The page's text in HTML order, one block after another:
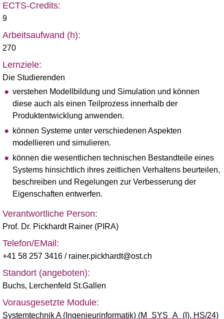
ECTS-Credits:
9
Arbeitsaufwand (h):
270
Lernziele:
Die Studierenden
verstehen Modellbildung und Simulation und können
diese auch als einen Teilprozess innerhalb der
Produktentwicklung anwenden.
können Systeme unter verschiedenen Aspekten
modellieren und simulieren.
können die wesentlichen technischen Bestandteile eines
Systems hinsichtlich ihres zeitlichen Verhaltens beurteilen,
beschreiben und Regelungen zur Verbesserung der
Eigenschaften entwerfen.
Verantwortliche Person:
Prof. Dr. Pickhardt Rainer (PIRA)
Telefon/EMail:
+41 58 257 3416 / rainer.pickhardt@ost.ch
Standort (angeboten):
Buchs, Lerchenfeld St.Gallen
Vorausgesetzte Module:
Systemtechnik A (Ingenieurinformatik) (M_SYS_A_(I), HS/24)